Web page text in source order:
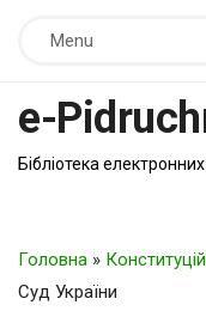
Menu
e-
Бібліотека
Головна »
Суд України